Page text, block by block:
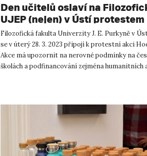
Den učitelů oslaví na
UJEP (nejen) v Ústí protestem
Filozofická fakulta Univerzity J. E. Purkyně v
se v úterý 28. 3. 2023 připojí k protestní akci
Akce má upozornit na nerovné podmínky na
školách a podfinancování zejména humanitních